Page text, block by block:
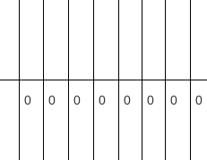
0 0 0 0 0 0 0 0